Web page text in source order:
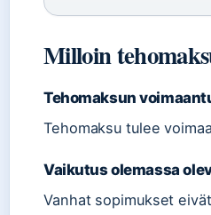
Milloin
Tehomaksun
Tehomaksu tulee
Vaikutus olemassa
Vanhat sopimukset